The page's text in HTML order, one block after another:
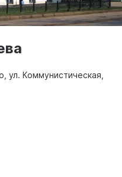
ул. Коммунистическая,